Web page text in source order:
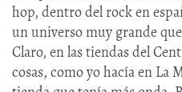
hop, dentro del rock en
un universo muy grande
Claro, en las tiendas del
cosas, como yo hacía en La